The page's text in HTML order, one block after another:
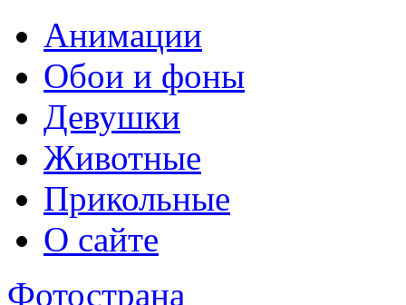
Анимации
Обои и фоны
Девушки
Животные
Прикольные
О сайте
Фотострана